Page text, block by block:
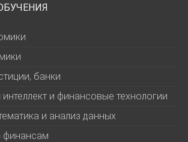
банки
и финансовые технологии
и анализ данных
финансам